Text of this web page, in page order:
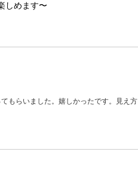
しめます〜
もらいました。嬉しかったです。見え方